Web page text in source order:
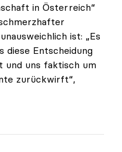
in Österreich“
ist: „Es
diese Entscheidung
und uns faktisch um
zurückwirft“,